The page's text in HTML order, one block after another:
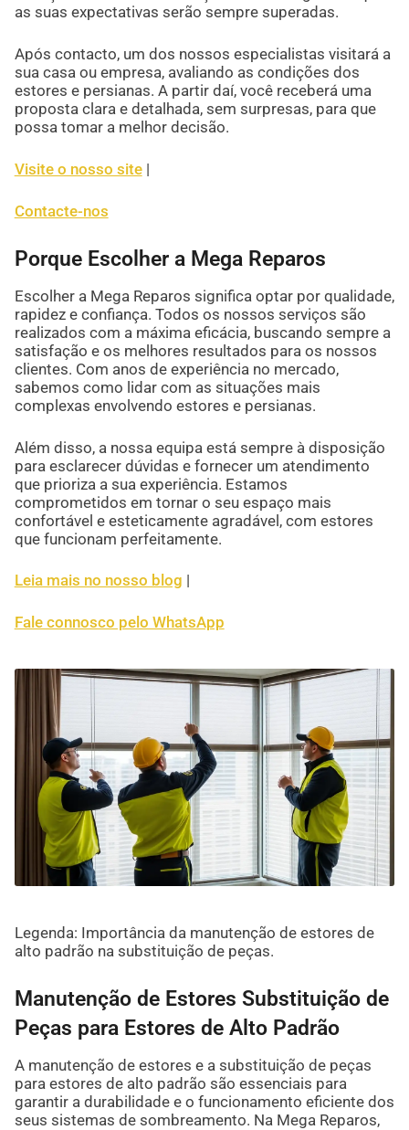
as suas expectativas serão sempre superadas.
Após contacto, um dos nossos especialistas visitará a
sua casa ou empresa, avaliando as condições dos
estores e persianas. A partir daí, você receberá uma
proposta clara e detalhada, sem surpresas, para que
possa tomar a melhor decisão.
Visite o nosso site|
Contacte-nos
Porque Escolher a Mega Reparos
Escolher a Mega Reparos significa optar por qualidade,
rapidez e confiança. Todos os nossos serviços são
realizados com a máxima eficácia, buscando sempre a
satisfação e os melhores resultados para os nossos
clientes. Com anos de experiência no mercado,
sabemos como lidar com as situações mais
complexas envolvendo estores e persianas.
Além disso, a nossa equipa está sempre à disposição
para esclarecer dúvidas e fornecer um atendimento
que prioriza a sua experiência. Estamos
comprometidos em tornar o seu espaço mais
confortável e esteticamente agradável, com estores
que funcionam perfeitamente.
Leia mais no nosso blog |
Fale connosco pelo WhatsApp
Legenda: Importância da manutenção de estores de
alto padrão na substituição de peças.
Manutenção de Estores Substituição de
Peças para Estores de Alto Padrão
A manutenção de estores e a substituição de peças
para estores de alto padrão são essenciais para
garantir a durabilidade e o funcionamento eficiente dos
seus sistemas de sombreamento. Na Mega Reparos,